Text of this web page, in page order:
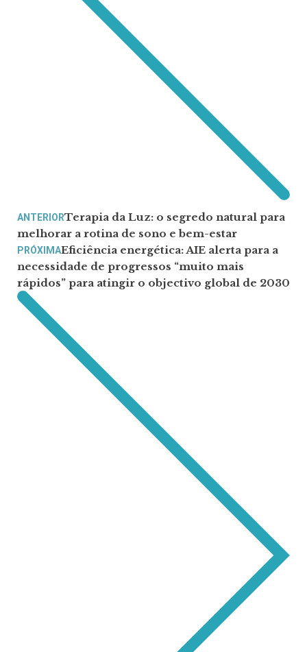
ANTERIORTerapia da Luz: o segredo natural para
melhorar a rotina de sono e bem-estar
PRÓXIMAEficiência energética: AIE alerta para a
necessidade de progressos “muito mais
rápidos” para atingir o objectivo global de 2030